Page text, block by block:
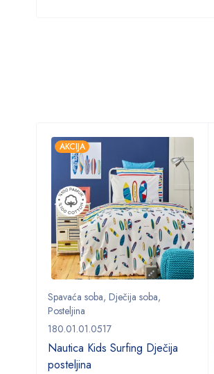
AKCIJA
Spavaća soba, Dječija soba,
Posteljina
180.01.01.0517
Nautica Kids Surfing Dječija
posteljina